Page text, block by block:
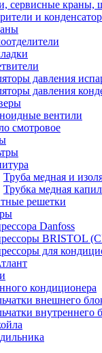
сервисные краны,
и
давления
давления
вентили
смотровое
Труба медная и
Трубка медная
решетки
Danfoss
BRISTOL
для
кондиционера
внешнего
внутреннего